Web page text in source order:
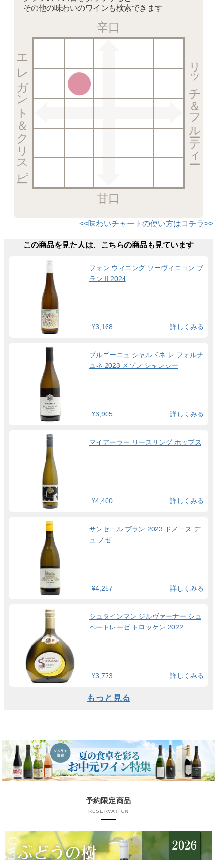
その他の味わいのワインも検索できます
辛口
リッチ＆フルーティー
甘口
エレガント＆クリスピー
<<味わいチャートの使い方はコチラ>>
この商品を見た人は、こちらの商品も見ています
フォン ウィニング ソーヴィニヨン ブ
ラン II 2024
¥3,168 詳しくみる
ブルゴーニュ シャルドネ レ フォルチ
ュネ 2023 メゾン シャンジー
¥3,905 詳しくみる
マイアーラー リースリング ホップス
¥4,400 詳しくみる
サンセール ブラン 2023 ドメーヌ デ
ュ ノゼ
¥4,257 詳しくみる
シュタインマン ジルヴァーナー シュ
ペートレーゼ トロッケン 2022
¥3,773 詳しくみる
もっと見る
予約限定商品
RESERVATION